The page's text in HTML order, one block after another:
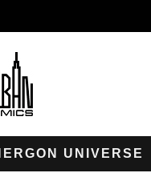
UNIVERSE